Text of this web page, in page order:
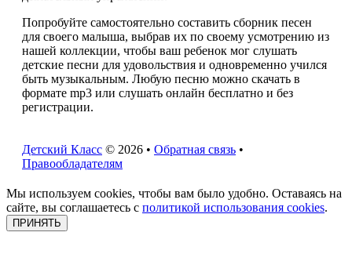
Попробуйте самостоятельно составить сборник песен
для своего малыша, выбрав их по своему усмотрению из
нашей коллекции, чтобы ваш ребенок мог слушать
детские песни для удовольствия и одновременно учился
быть музыкальным. Любую песню можно скачать в
формате mp3 или слушать онлайн бесплатно и без
регистрации.
Детский Класс © 2026 • Обратная связь •
Правообладателям
Мы используем cookies, чтобы вам было удобно. Оставаясь на
сайте, вы соглашаетесь с политикой использования cookies.
ПРИНЯТЬ